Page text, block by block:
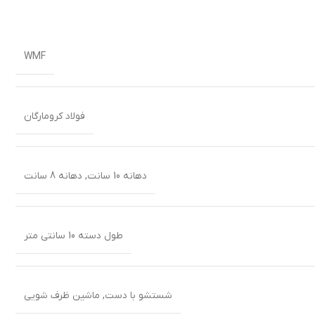
WMF
فولاد کرومارگان
دهانه 10 سانت, دهانه 8 سانت
طول دسته 10 سانتی متر
شستشو با دست, ماشین ظرف شویی